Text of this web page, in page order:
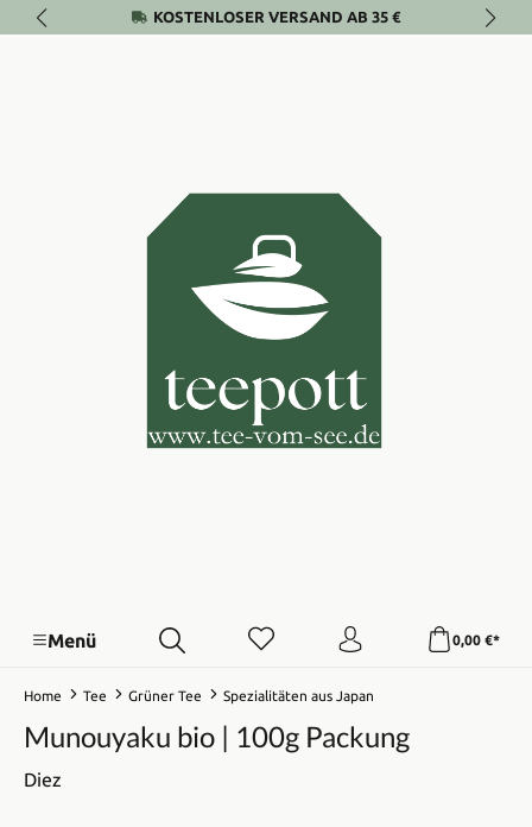
Zum Hauptinhalt springenKOSTENLOSER VERSAND AB 35 €
Menü 0,00 €*
Home Tee Grüner Tee Spezialitäten aus Japan
Munouyaku bio | 100g Packung
Diez